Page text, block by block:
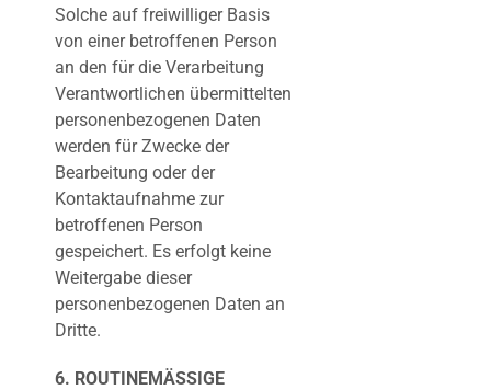
Solche auf freiwilliger Basis
von einer betroffenen Person
an den für die Verarbeitung
Verantwortlichen übermittelten
personenbezogenen Daten
werden für Zwecke der
Bearbeitung oder der
Kontaktaufnahme zur
betroffenen Person
gespeichert. Es erfolgt keine
Weitergabe dieser
personenbezogenen Daten an
Dritte.
6. ROUTINEMÄSSIGE